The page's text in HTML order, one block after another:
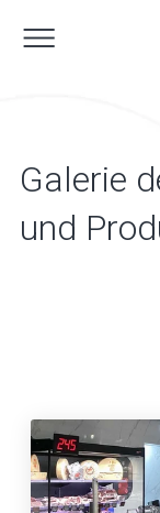
Galerie
und